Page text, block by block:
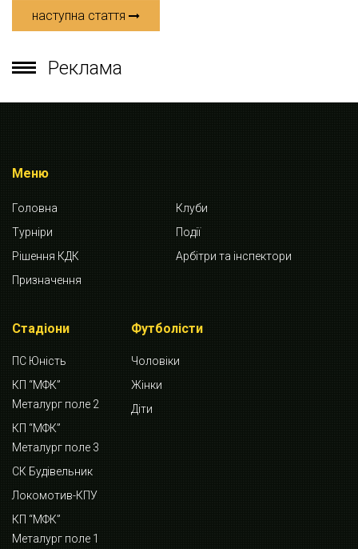
наступна стаття
Реклама
Меню
Головна
Клуби
Турніри
Події
Рішення КДК
Арбітри та інспектори
Призначення
Стадіони
ПС Юність
КП “МФК”
Металург поле 2
КП “МФК”
Металург поле 3
СК Будівельник
Локомотив-КПУ
КП “МФК”
Металург поле 1
Футболісти
Чоловіки
Жінки
Діти